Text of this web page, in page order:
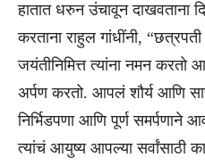
हातात धरुन उंचावून दाखवताना
करताना राहुल गांधींनी, “छत्रपती
जयंतीनिमित्त त्यांना नमन करतो
अर्पण करतो. आपलं शौर्य आणि
निर्भिडपणा आणि पूर्ण समर्पणाने
त्यांचं आयुष्य आपल्या सर्वांसाठी